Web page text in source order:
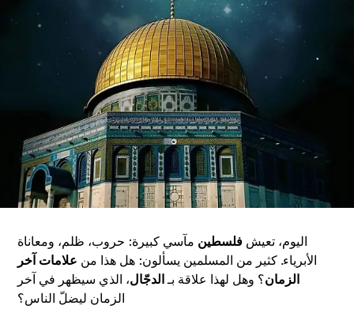
اليوم، تعيش فلسطين مآسي كبيرة: حروب، ظلم، ومعاناة
الأبرياء. كثير من المسلمين يسألون: هل هذا من علامات آخر
الزمان؟ وهل لهذا علاقة بـالدجّال، الذي سيظهر في آخر
الزمان ليضلّ الناس؟